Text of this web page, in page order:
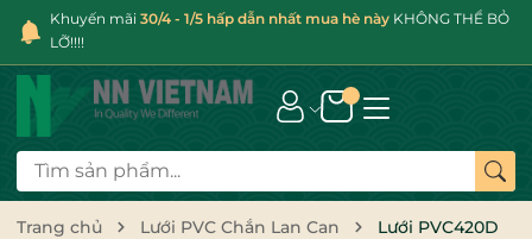
Khuyến mãi 30/4 - 1/5 hấp dẫn nhất mua hè này KHÔNG THỂ BỎ
LỠ!!!!
Trang chủ Lưới PVC Chắn Lan Can
Lưới PVC420D